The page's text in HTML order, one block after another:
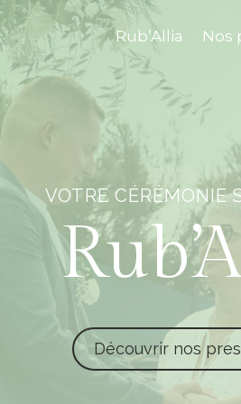
Rub’Allia Nos
VOTRE CÉRÉMONIE
Découvrir nos